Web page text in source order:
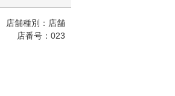
店舗種別：店舗
店番号：023